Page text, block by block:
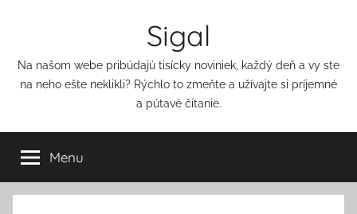
Sigal
Na našom webe pribúdajú tisícky noviniek, každý deň a vy ste
na neho ešte neklikli? Rýchlo to zmeňte a užívajte si príjemné
a pútavé čítanie.
Menu